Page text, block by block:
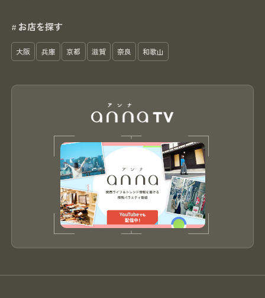
# お店を探す
大阪 兵庫 京都 滋賀 奈良 和歌山